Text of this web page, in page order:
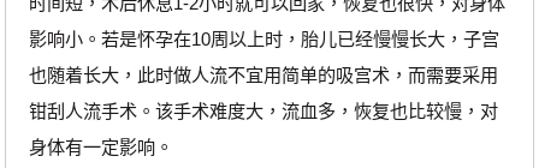
影响小。若是怀孕在10周以上时，胎儿已经慢慢长大，子宫
也随着长大，此时做人流不宜用简单的吸宫术，而需要采用
钳刮人流手术。该手术难度大，流血多，恢复也比较慢，对
身体有一定影响。